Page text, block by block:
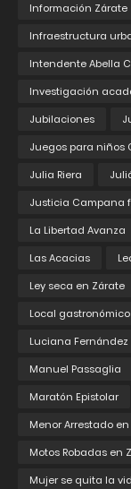
Información Zárate
Infraestructura
Intendente Abella
Investigación
Jubilaciones
Juegos para niños
Julia Riera
Justicia Campana
La Libertad Avanza
Las Acacias
Ley seca en Zárate
Local
Luciana Fernández
Manuel Passaglia
Maratón Epistolar
Menor Arrestado
Motos Robadas en
Mujer se quita la